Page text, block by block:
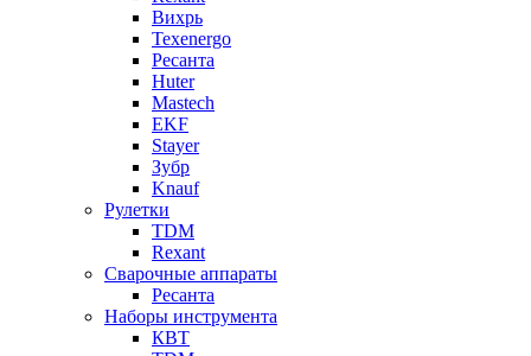
Вихрь
Texenergo
Ресанта
Huter
Mastech
EKF
Stayer
Зубр
Knauf
Рулетки
TDM
Rexant
Сварочные аппараты
Ресанта
Наборы инструмента
КВТ